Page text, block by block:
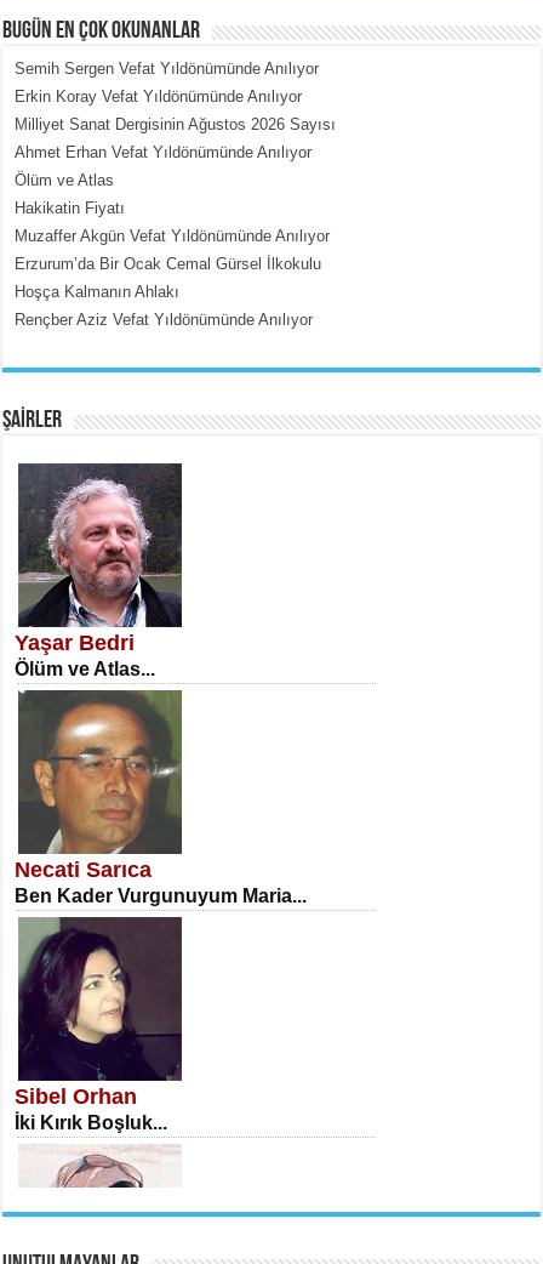
MEHMET ÇOBAN
İçerdeki Put Dışardaki Maskeler...
SATILMIŞ ÜMİT ÇETİNKAYA
Erkenlik...
NECLA DİLEK ARSLAN
Öğretmenler Günü Mahkemesi...
İSA KARATEPE
Ekranlar Arasında Kaybolan İnsan...
BUGÜN EN ÇOK OKUNANLAR
Semih Sergen Vefat Yıldönümünde Anılıyor
Erkin Koray Vefat Yıldönümünde Anılıyor
Milliyet Sanat Dergisinin Ağustos 2026 Sayısı
Ahmet Erhan Vefat Yıldönümünde Anılıyor
Ölüm ve Atlas
Hakikatin Fiyatı
Muzaffer Akgün Vefat Yıldönümünde Anılıyor
Erzurum’da Bir Ocak Cemal Gürsel İlkokulu
Hoşça Kalmanın Ahlakı
Rençber Aziz Vefat Yıldönümünde Anılıyor
ŞAİRLER
Yaşar Bedri
Ölüm ve Atlas...
Necati Sarıca
Ben Kader Vurgunuyum Maria...
Sibel Orhan
İki Kırık Boşluk...